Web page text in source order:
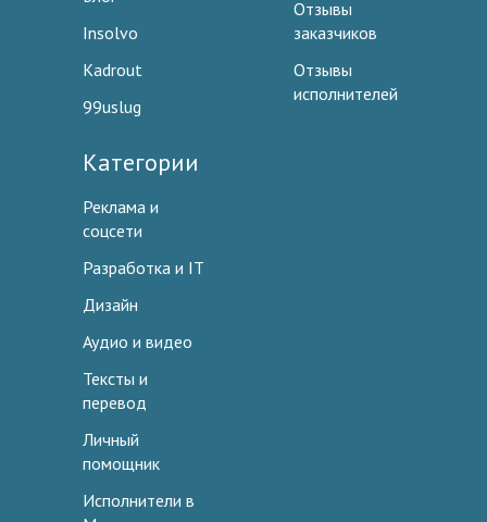
Insolvo
Kadrout
99uslug
Отзывы
заказчиков
Отзывы
исполнителей
Категории
Реклама и
соцсети
Разработка и IT
Дизайн
Аудио и видео
Тексты и
перевод
Личный
помощник
Исполнители в